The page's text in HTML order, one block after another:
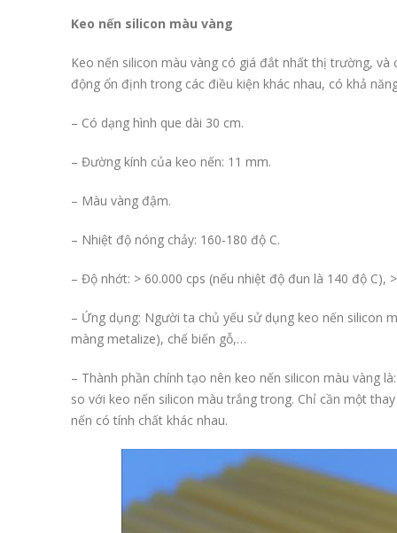
Keo nến silicon màu vàng
Keo nến silicon màu vàng có giá đắt nhất thị trường,
động ổn định trong các điều kiện khác nhau, có khả
– Có dạng hình que dài 30 cm.
– Đường kính của keo nến: 11 mm.
– Màu vàng đậm.
– Nhiệt độ nóng chảy: 160-180 độ C.
– Độ nhớt: > 60.000 cps (nếu nhiệt độ đun là 140 độ C),
– Ứng dụng: Người ta chủ yếu sử dụng keo nến silicon
màng metalize), chế biến gỗ,…
– Thành phần chính tạo nên keo nến silicon màu vàng
so với keo nến silicon màu trắng trong. Chỉ cần một
nến có tính chất khác nhau.